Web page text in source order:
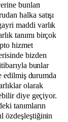
bunları
halka satışı
maddi varlık
tanımı birçok
hizmet
bizden
bunlar
edilmiş durumda
olarak
diye geçiyor.
tanımların
özdeşleştiğinin